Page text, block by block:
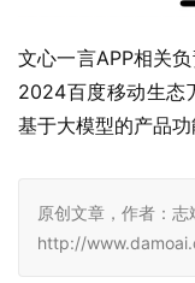
文心一言APP相关
2024百度移动生态
基于大模型的产品功
原创文章，作者：志
http://